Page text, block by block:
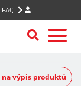
FAQ
na výpis produktů